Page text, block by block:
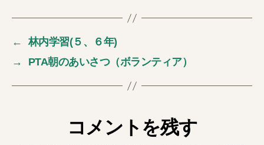
←
林内学習(５、６年)
→
PTA朝のあいさつ（ボランティア）
コメントを残す